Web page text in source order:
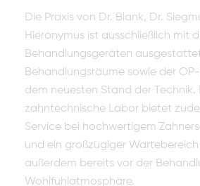
Die Praxis von Dr. Blank, Dr.
Hieronymus ist ausschließlich mit
Behandlungsgeräten
Behandlungsräume sowie der
dem neuesten Stand der
zahntechnische Labor bietet
Service bei hochwertigem
und ein großzügiger
außerdem bereits vor der
Wohlfühlatmosphäre.